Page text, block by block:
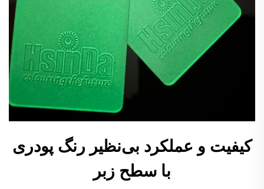
کیفیت و عملکرد بی‌نظیر رنگ پودری
با سطح زبر